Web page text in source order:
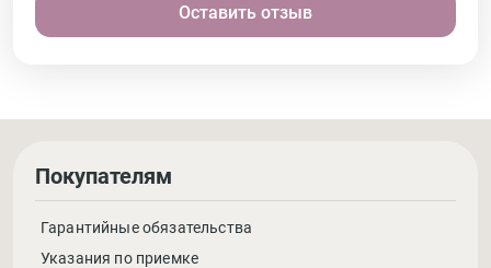
Оставить отзыв
Покупателям
Гарантийные обязательства
Указания по приемке